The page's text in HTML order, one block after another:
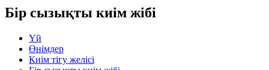
Бір сызықты киім жібі
Үй
Өнімдер
Киім тігу желісі